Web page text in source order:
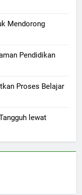
Mendorong
Pendidikan
Proses Belajar
lewat